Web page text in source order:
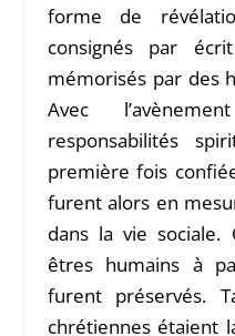
forme de
consignés par
mémorisés par des
Avec
responsabilités
première fois
furent alors en
dans la vie sociale.
êtres humains à
furent préservés.
chrétiennes étaient